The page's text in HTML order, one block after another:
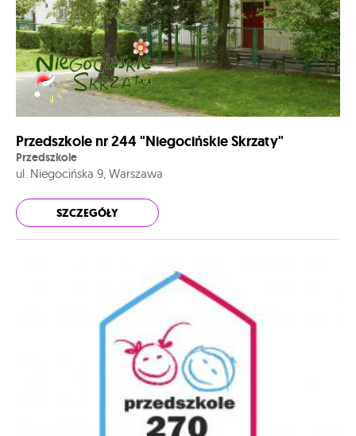
Przedszkole nr 244 "Niegocińskie Skrzaty"
Przedszkole
ul. Niegocińska 9, Warszawa
SZCZEGÓŁY